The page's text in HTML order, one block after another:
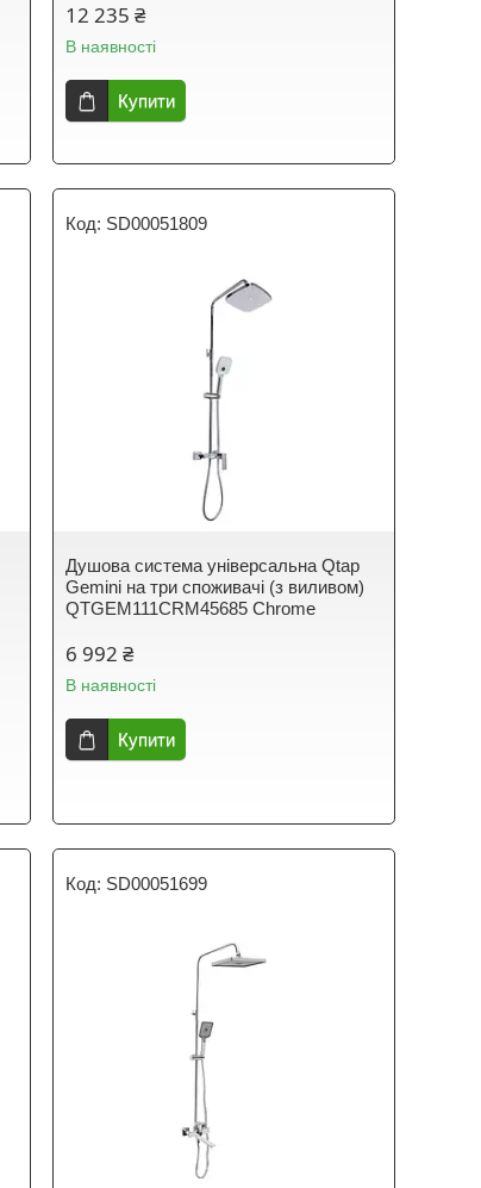
12 235 ₴
В наявності
Купити
SD00051809
Душова система універсальна Qtap
Gemini на три споживачі (з виливом)
QTGEM111CRM45685 Chrome
6 992 ₴
В наявності
Купити
SD00051699